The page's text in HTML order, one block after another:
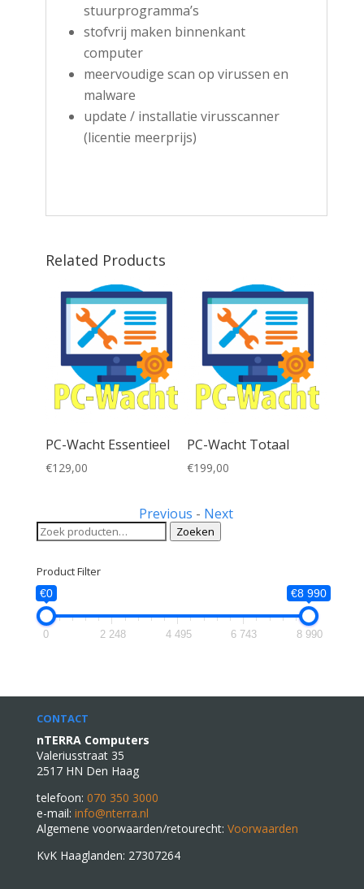
stuurprogramma’s
stofvrij maken binnenkant
computer
meervoudige scan op virussen en
malware
update / installatie virusscanner
(licentie meerprijs)
Related Products
PC-Wacht Essentieel
€129,00
PC-Wacht Totaal
€199,00
Previous - Next
Zoeken
naar:
Zoeken
Product Filter
€0 €8 990
0 2 248 4 495 6 743 8 990
CONTACT
nTERRA Computers
Valeriusstraat 35
2517 HN Den Haag
telefoon: 070 350 3000
e-mail: info@nterra.nl
Algemene voorwaarden/retourecht: Voorwaarden
KvK Haaglanden: 27307264